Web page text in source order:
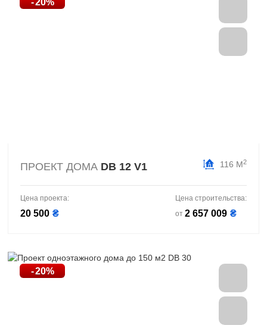
ПРОЕКТ ДОМА DB 12 V1 116 М2
Цена проекта:
20 500 ₴
Цена строительства:
от 2 657 009 ₴